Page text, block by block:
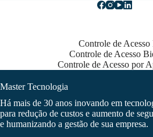
Controle de Acesso
Controle de Acesso
Controle de Acesso por
Master Tecnologia
Há mais de 30 anos inovando em
para redução de custos e aumento de
e humanizando a gestão de sua empresa.